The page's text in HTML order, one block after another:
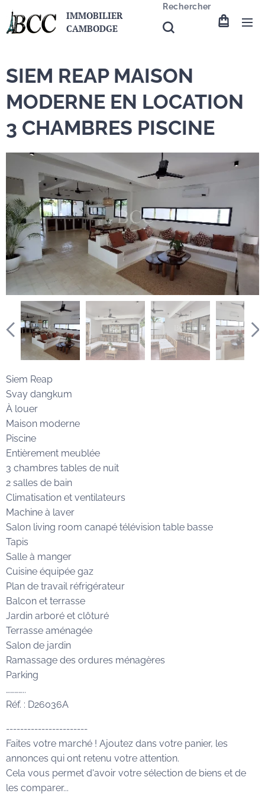
IMMOBILIER
CAMBODGE
Rechercher
SIEM REAP MAISON
MODERNE EN LOCATION
3 CHAMBRES PISCINE
Siem Reap
Svay dangkum
À louer
Maison moderne
Piscine
Entièrement meublée
3 chambres tables de nuit
2 salles de bain
Climatisation et ventilateurs
Machine à laver
Salon living room canapé télévision table basse
Tapis
Salle à manger
Cuisine équipée gaz
Plan de travail réfrigérateur
Balcon et terrasse
Jardin arboré et clôturé
Terrasse aménagée
Salon de jardin
Ramassage des ordures ménagères
Parking
…………..
Réf. : D26036A
-----------------------
Faites votre marché ! Ajoutez dans votre panier, les
annonces qui ont retenu votre attention.
Cela vous permet d'avoir votre sélection de biens et de
les comparer...